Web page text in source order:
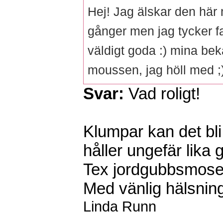
Hej! Jag älskar den
gånger men jag tycker
väldigt goda :) mina
moussen, jag höll med
Svar: Vad roligt!
Klumpar kan det
håller ungefär lika
Tex
Med vänlig
Linda Runn